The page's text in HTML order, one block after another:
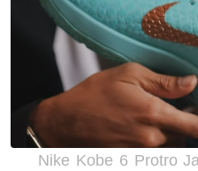
Nike Kobe 6 Protro